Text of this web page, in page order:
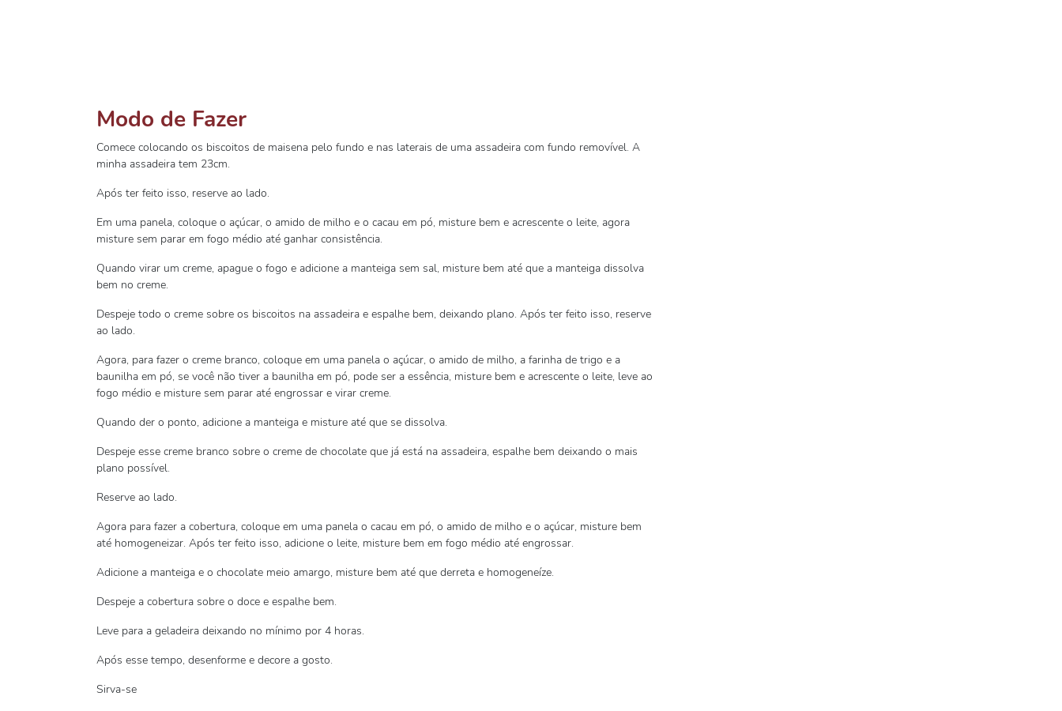
Modo de Fazer
Comece colocando os biscoitos de maisena pelo fundo e nas laterais de uma assadeira com fundo removível. A
minha assadeira tem 23cm.
Após ter feito isso, reserve ao lado.
Em uma panela, coloque o açúcar, o amido de milho e o cacau em pó, misture bem e acrescente o leite, agora
misture sem parar em fogo médio até ganhar consistência.
Quando virar um creme, apague o fogo e adicione a manteiga sem sal, misture bem até que a manteiga dissolva
bem no creme.
Despeje todo o creme sobre os biscoitos na assadeira e espalhe bem, deixando plano. Após ter feito isso, reserve
ao lado.
Agora, para fazer o creme branco, coloque em uma panela o açúcar, o amido de milho, a farinha de trigo e a
baunilha em pó, se você não tiver a baunilha em pó, pode ser a essência, misture bem e acrescente o leite, leve ao
fogo médio e misture sem parar até engrossar e virar creme.
Quando der o ponto, adicione a manteiga e misture até que se dissolva.
Despeje esse creme branco sobre o creme de chocolate que já está na assadeira, espalhe bem deixando o mais
plano possível.
Reserve ao lado.
Agora para fazer a cobertura, coloque em uma panela o cacau em pó, o amido de milho e o açúcar, misture bem
até homogeneizar. Após ter feito isso, adicione o leite, misture bem em fogo médio até engrossar.
Adicione a manteiga e o chocolate meio amargo, misture bem até que derreta e homogeneíze.
Despeje a cobertura sobre o doce e espalhe bem.
Leve para a geladeira deixando no mínimo por 4 horas.
Após esse tempo, desenforme e decore a gosto.
Sirva-se